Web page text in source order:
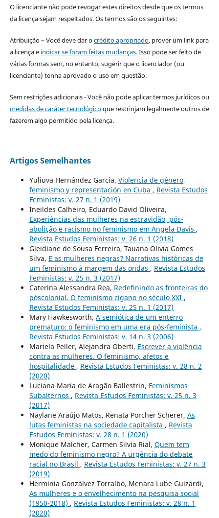
O licenciante não pode revogar estes direitos desde que os termos
da licença sejam respeitados. Os termos são os seguintes:
Atribuição – Você deve dar ocrédito apropriado, prover um link para
a licença e indicar se foram feitas mudanças. Isso pode ser feito de
várias formas sem, no entanto, sugerir que o licenciador (ou
licenciante) tenha aprovado o uso em questão.
Sem restrições adicionais - Você não pode aplicar termos jurídicos ou
medidas de caráter tecnológicoque restrinjam legalmente outros de
fazerem algo permitido pela licença.
Artigos Semelhantes
Yuliuva Hernández García, Violencia de género,
feminismo y representación en Cuba , Revista Estudos
Feministas: v. 27 n. 1 (2019)
Ineildes Calheiro, Eduardo David Oliveira,
Experiências das mulheres na escravidão, pós-
abolição e racismo no feminismo em Angela Davis ,
Revista Estudos Feministas: v. 26 n. 1 (2018)
Gleidiane de Sousa Ferreira, Tauana Olivia Gomes
Silva, E as mulheres negras? Narrativas históricas de
um feminismo à margem das ondas , Revista Estudos
Feministas: v. 25 n. 3 (2017)
Caterina Alessandra Rea, Redefinindo as fronteiras do
póscolonial. O feminismo cigano no século XXI ,
Revista Estudos Feministas: v. 25 n. 1 (2017)
Mary Hawkesworth, A semiótica de um enterro
prematuro: o feminismo em uma era pós-feminista ,
Revista Estudos Feministas: v. 14 n. 3 (2006)
Mariela Peller, Alejandra Oberti, Escrever a violência
contra as mulheres. O feminismo, afetos e
hospitalidade , Revista Estudos Feministas: v. 28 n. 2
(2020)
Luciana Maria de Aragão Ballestrin, Feminismos
Subalternos , Revista Estudos Feministas: v. 25 n. 3
(2017)
Naylane Araújo Matos, Renata Porcher Scherer, As
lutas feministas na sociedade capitalista , Revista
Estudos Feministas: v. 28 n. 1 (2020)
Monique Malcher, Carmen Silvia Rial, Quem tem
medo do feminismo negro? A urgência do debate
racial no Brasil , Revista Estudos Feministas: v. 27 n. 3
(2019)
Herminia Gonzálvez Torralbo, Menara Lube Guizardi,
As mulheres e o envelhecimento na pesquisa social
(1950-2018) , Revista Estudos Feministas: v. 28 n. 1
(2020)